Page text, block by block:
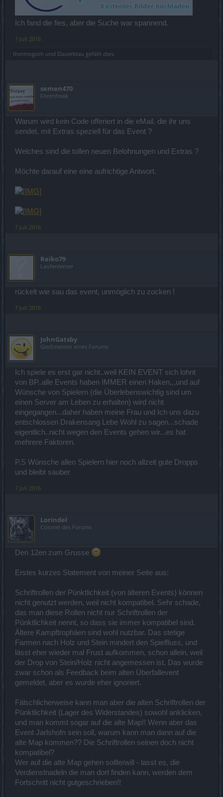
Ich fand die fies, aber die Suche war spannend.
7 Juli 2016
thermogoth und Dauerblau gefällt dies.
semen470
Forenfreak
Warum wird kein Code offeriert in die eMail, die ihr uns
sendet, mit Extras speziell für das Event ?
Welches sind die tollen neuen Belohnungen und Extras ?
Möchte darauf eine eine aufrichtige Antwort.
7 Juli 2016
Reiko79
Laufenlerner
rückelt wie sau das event, unmöglich zu zocken !
7 Juli 2016
JohnGatsby
Großmeister eines Forums
Ich spiele es erst gar nicht..weil KEIN EVENT sich lohnt
von BP..alle Events haben IMMER einen Haken,,,und auf
Wünsche von Spielern (die Überlebenswichtig sind um
einen Server am Leben zu erhalten) wird nicht
eingegangen...daher haben meine Frau und Ich uns dazu
entschlossen Drakensang Lebe Wohl zu sagen...schade
eigentlich..nicht wegen den Events gehen wir...es hat
mehrere Faktoren.
P.S Wünsche allen Spielern hier noch allzeit gute Dropps
und bleibt sauber
7 Juli 2016
Lorindel
Colonel des Forums
Den 12en zum Grusse
Erstes kurzes Statement von meiner Seite aus:
Schriftrollen der Pünktlichkeit (von älteren Events) können
nicht genutzt werden, weil nicht kompatibel. Sehr schade,
das man diese Rollen nicht nur Schriftrollen der
Pünktlichkeit nennt, so dass sie immer kompatibel sind.
Ältere Kampftrophäen sind wohl nutzbar. Das stetige
Farmen nach Holz und Stein mindert den Spielfluss, und
lässt eher wieder mal Frust aufkommen, schon allein, weil
der Drop von Stein/Holz nicht angemessen ist. Das wurde
zwar schon als Feedback beim alten Überfallevent
gemeldet, aber es wurde eher ignoriert.
Fälschlicherweise kann man aber die alten Schriftrollen der
Pünktlichkeit (Lager des Widerstandes) sowohl anklicken,
und man kommt sogar auf die alte Map!! Wenn aber das
Event Jarlshofn sein soll, warum kann man dann auf die
alte Map kommen?? Die Schriftrollen seinen doch nicht
kompatibel?
Wer auf die alte Map gehen sollte/will - lasst es, die
Verdienstnadeln die man dort finden kann, werden dem
Fortschritt nicht gutgeschrieben!!